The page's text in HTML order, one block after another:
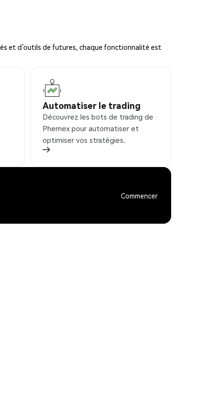
et d’outils de futures, chaque fonctionnalité est
Automatiser le trading
Découvrez les bots de trading de
Phemex pour automatiser et
optimiser vos stratégies.
Commencer